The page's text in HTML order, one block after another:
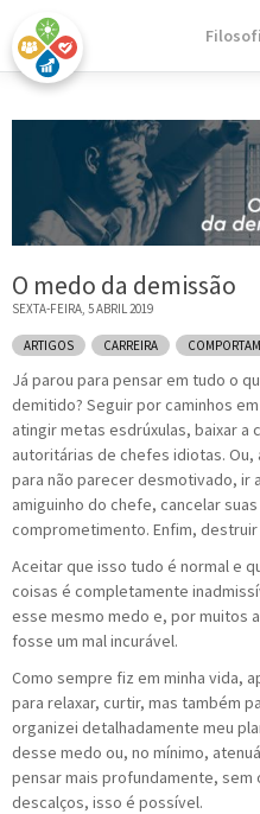
O medo da demissão
SEXTA-FEIRA, 5 ABRIL 2019
ARTIGOS CARREIRA
Já parou para pensar em tudo o
demitido? Seguir por caminhos
atingir metas esdrúxulas, baixar a
autoritárias de chefes idiotas.
para não parecer desmotivado, ir
amiguinho do chefe, cancelar
comprometimento. Enfim,
Aceitar que isso tudo é normal e
coisas é completamente
esse mesmo medo e, por muitos
fosse um mal incurável.
Como sempre fiz em minha vida,
para relaxar, curtir, mas também
organizei detalhadamente meu
desse medo ou, no mínimo,
pensar mais profundamente, sem
descalços, isso é possível.